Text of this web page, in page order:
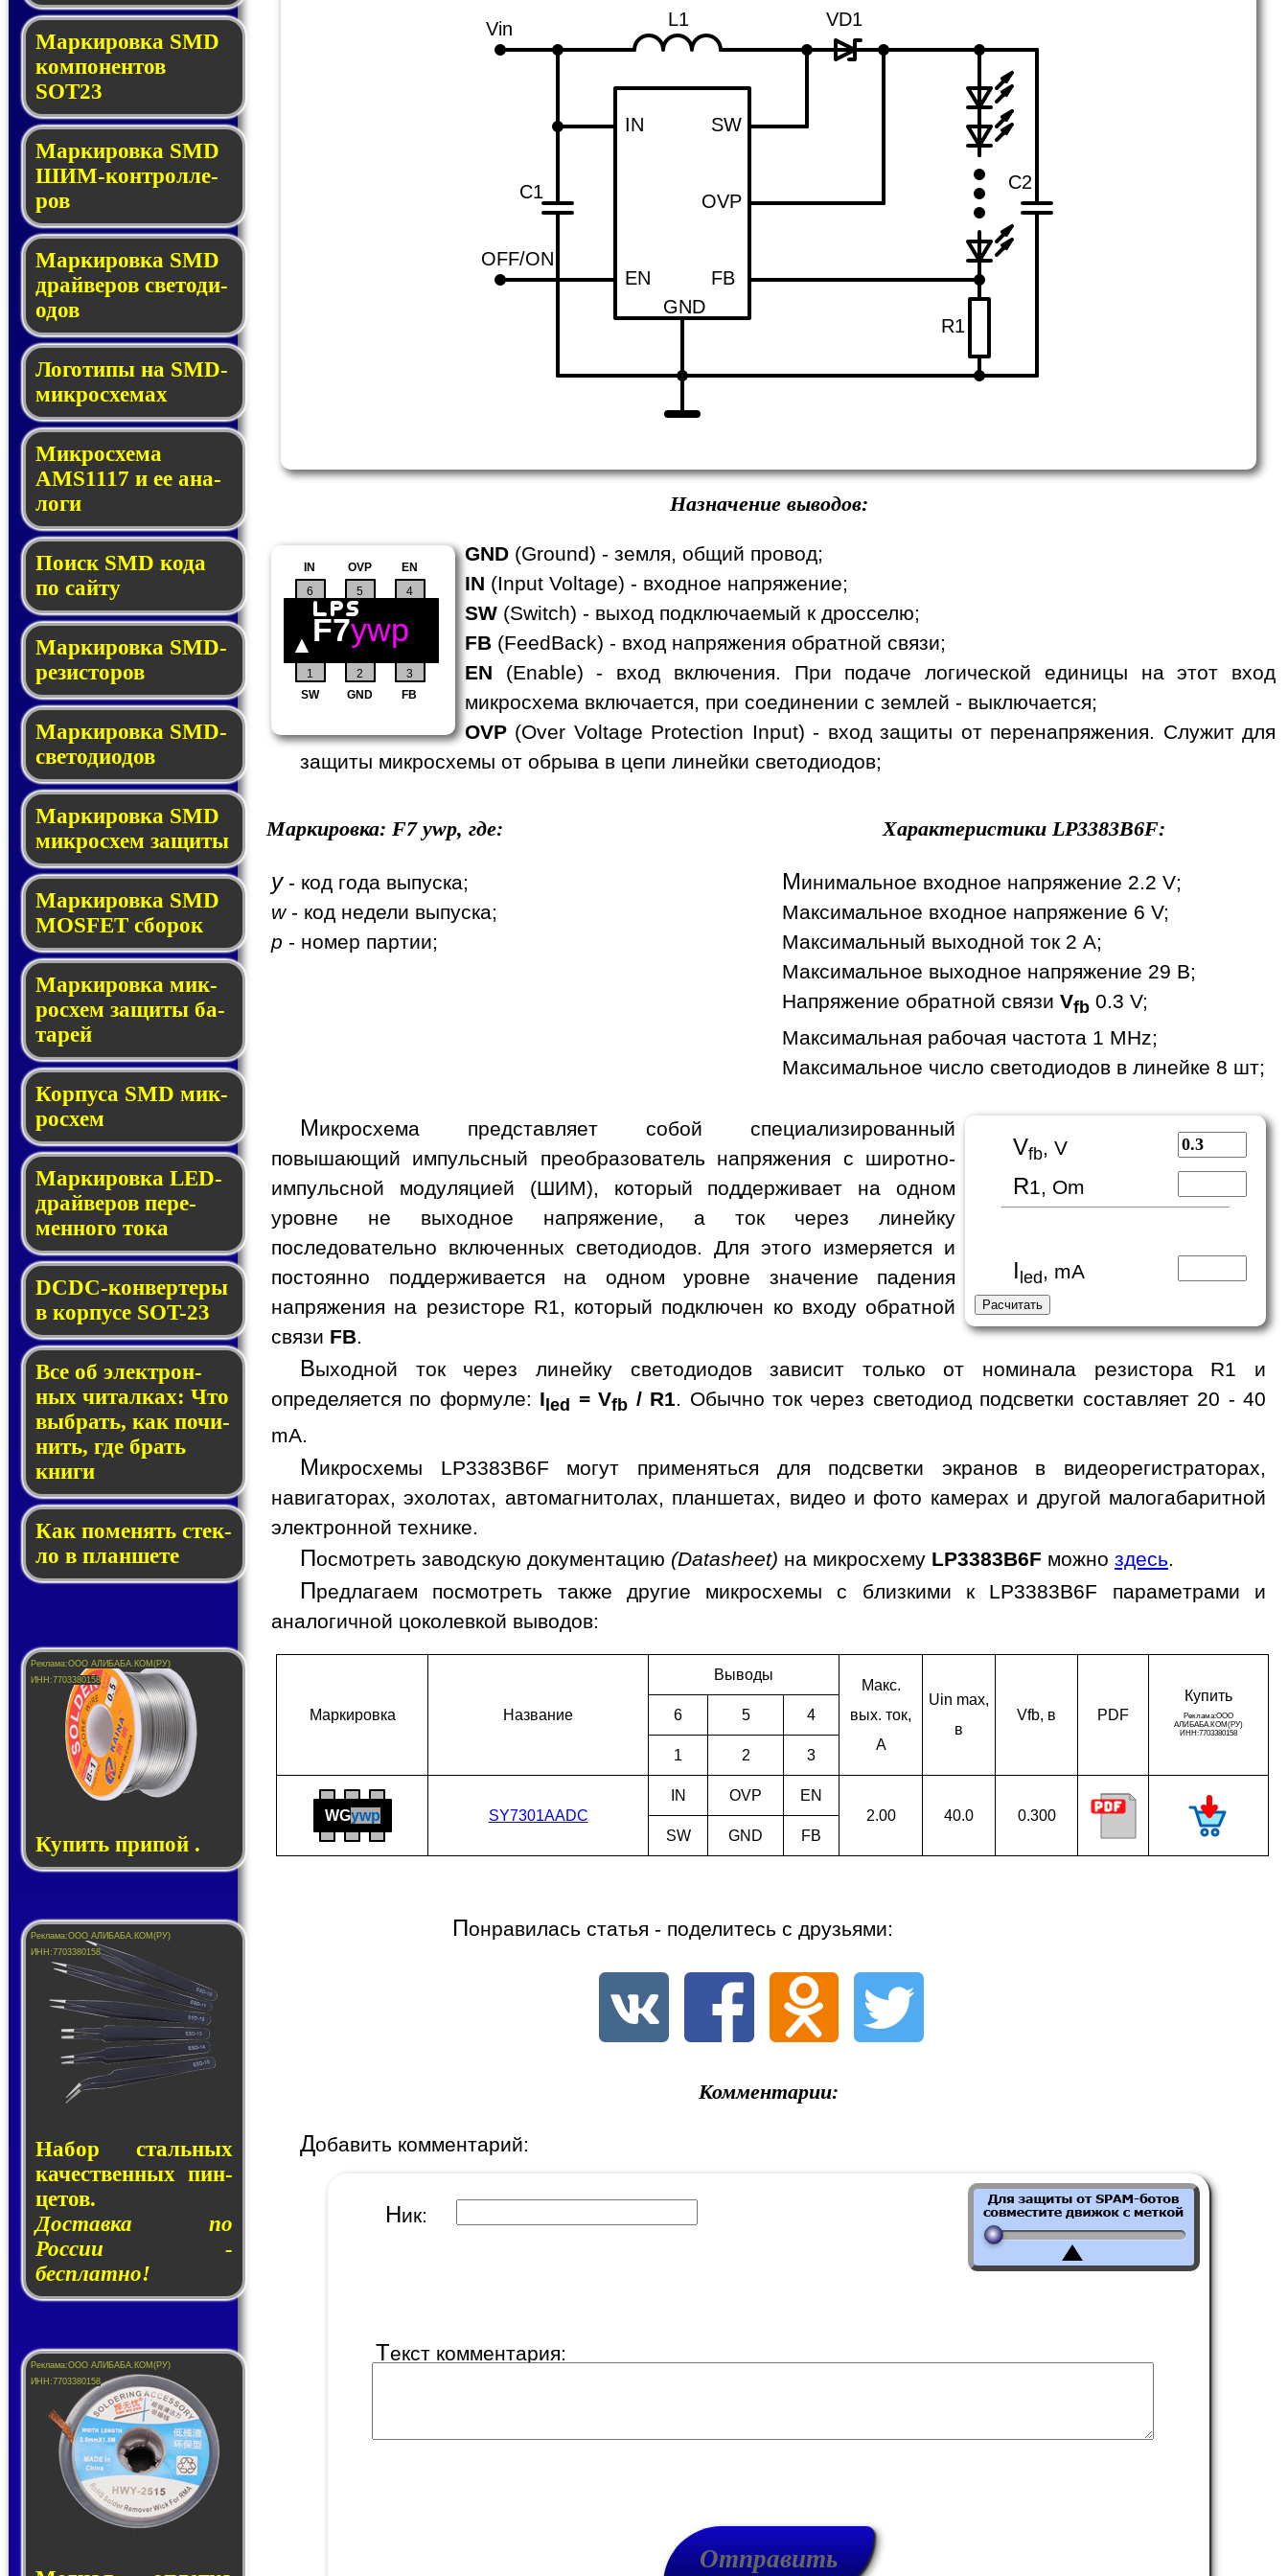
Маркировка SMD
ком­по­нен­тов
SOT23
Маркировка SMD
ШИМ-кон­трол­ле­
ров
Маркировка SMD
драй­ве­ров све­то­ди­
о­дов
Логотипы на SMD-
мик­ро­схе­мах
Микросхема
AMS1117 и ее ана­
ло­ги
Поиск SMD ко­да
по сай­ту
Маркировка SMD-
ре­зис­то­ров
Маркировка SMD-
све­то­дио­дов
Мар­ки­ров­ка SMD
мик­рос­хем защиты
Мар­ки­ров­ка SMD
MOSFET сбо­рок
Мар­ки­ров­ка мик­
ро­схем за­щи­ты ба­
та­рей
Корпуса SMD мик­
ро­схем
Маркировка LED-
драй­ве­ров пе­ре­
мен­но­го то­ка
DCDC-кон­вер­те­ры
в кор­пу­се SOT-23
Все об элек­трон­
ных чи­тал­ках: Что
выб­рать, как по­чи­
нить, где брать
кни­ги
Как по­ме­нять стек­
ло в планшете
Купить припой .
Набор сталь­ных
ка­чест­вен­ных пин­
це­тов.
Доставка по
России -
бесплатно!
Vin
C1
OFF/ON
L1 VD1
C2
IN
EN
GND
SW
FB
OVP
R1
Назначение выводов:
1 2 3
4
SW GND FB
EN
OVP
5
6
IN
F7ywp
GND (Ground) - земля, общий провод;
IN (Input Voltage) - входное напряжение;
SW (Switch) - выход подключаемый к дросселю;
FB (FeedBack) - вход напряжения обратной связи;
EN (Enable) - вход включения. При подаче логической единицы на этот вход
микросхема включается, при соединении с землей - выключается;
OVP (Over Voltage Protection Input) - вход защиты от перенапряжения. Служит для
защиты микросхемы от обрыва в цепи линейки светодиодов;
Маркировка: F7ywp, где:
y- код года выпуска;
w- код недели выпуска;
p - номер партии;
Характеристики LP3383B6F:
Минимальное входное напряжение 2.2 V;
Максимальное входное напряжение 6 V;
Максимальный выходной ток 2 A;
Максимальное выходное напряжение 29 В;
Напряжение обратной связи Vfb 0.3 V;
Максимальная рабочая частота 1 MHz;
Максимальное число светодиодов в линейке 8 шт;
Vfb, V
R1, Om
Iled, mA
Микросхема представляет собой специализированный
повышающий импульсный преобразователь напряжения с широтно-
импульсной модуляцией (ШИМ), который поддерживает на одном
уровне не выходное напряжение, а ток через линейку
последовательно включенных светодиодов. Для этого измеряется и
постоянно поддерживается на одном уровне значение падения
напряжения на резисторе R1, который подключен ко входу обратной
связи FB.
Выходной ток через линейку светодиодов зависит только от номинала резистора R1 и
определяется по формуле: I led = Vfb / R1. Обычно ток через светодиод подсветки составляет 20 - 40
mA.
Микросхемы LP3383B6F могут применяться для подсветки экранов в видеорегистраторах,
навигаторах, эхолотах, автомагнитолах, планшетах, видео и фото камерах и другой малогабаритной
электронной технике.
Посмотреть заводскую документацию (Datasheet) на микросхему LP3383B6F можно здесь.
Предлагаем посмотреть также другие микросхемы с близкими к LP3383B6F параметрами и
аналогичной цоколевкой выводов:
Мар­ки­ров­ка Наз­ва­ние
Выводы
Макс.
вых. ток,
A
Uin max,
в
Vfb, в PDF
Ку­пить
6
5 4
1 2 3
WGywp SY7301AADC
IN OVP
EN
2.00
40.0
0.300
SW
GND FB
Понравилась статья - поделитесь с друзьями:
Комментарии:
Добавить комментарий:
Ник:
Текст комментария: